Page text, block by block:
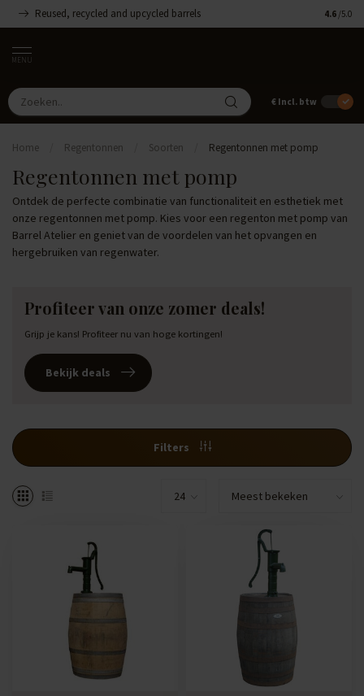
Reused, recycled and upcycled barrels 4.6 /5.0
MENU
€ Incl. btw
Home Regentonnen Soorten Regentonnen met pomp
Regentonnen met pomp
Ontdek de perfecte combinatie van functionaliteit en esthetiek met
onze regentonnen met pomp. Kies voor een regenton met pomp van
Barrel Atelier en geniet van de voordelen van het opvangen en
hergebruiken van regenwater.
Profiteer van onze zomer deals!
Grijp je kans! Profiteer nu van hoge kortingen!
Bekijk deals
Filters